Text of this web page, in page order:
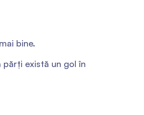
bine.
există un gol în